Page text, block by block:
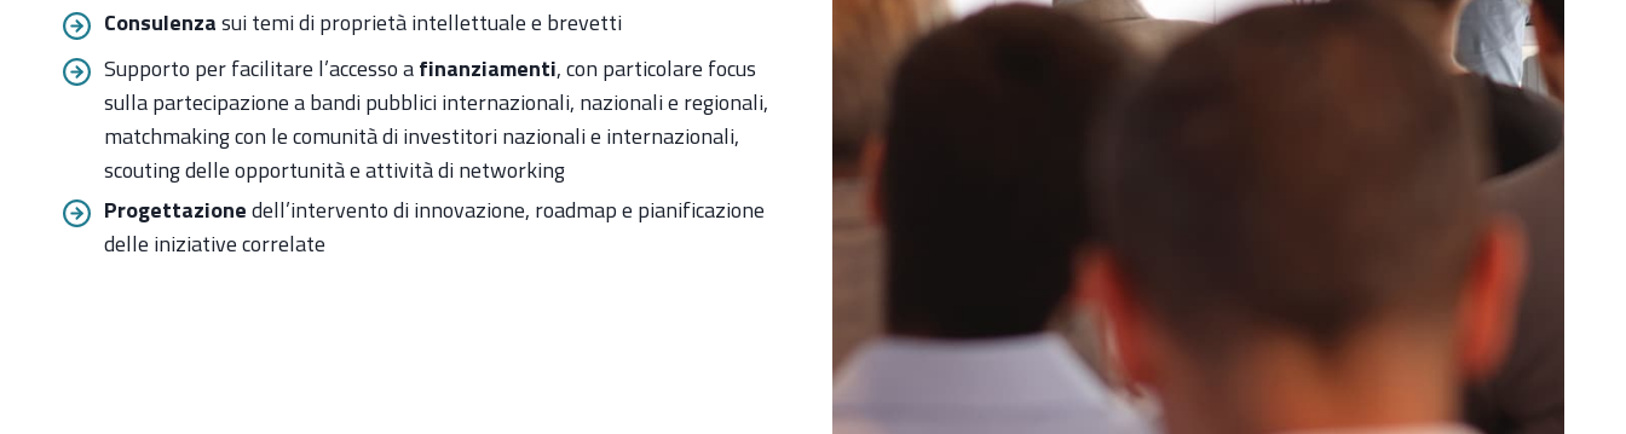
Consulenzasui temi di proprietà intellettuale e brevetti
Supporto per facilitare l’accesso afinanziamenti, con particolare focus
sulla partecipazione a bandi pubblici internazionali, nazionali e regionali,
matchmaking con le comunità di investitori nazionali e internazionali,
scouting delle opportunità e attività di networking
Progettazionedell’intervento di innovazione, roadmap e pianificazione
delle iniziative correlate